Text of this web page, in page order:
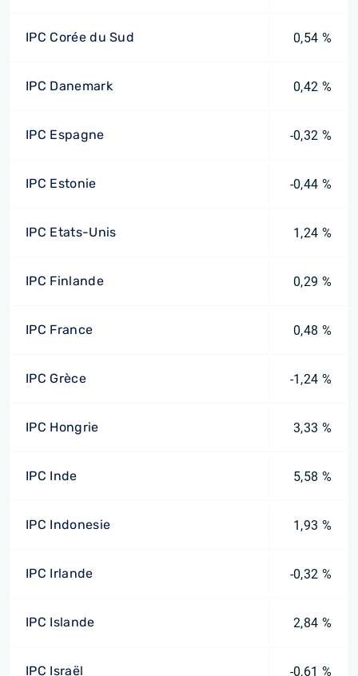
IPC Corée du Sud 0,54 %
IPC Danemark 0,42 %
IPC Espagne -0,32 %
IPC Estonie -0,44 %
IPC Etats-Unis 1,24 %
IPC Finlande 0,29 %
IPC France 0,48 %
IPC Grèce -1,24 %
IPC Hongrie 3,33 %
IPC Inde 5,58 %
IPC Indonesie 1,93 %
IPC Irlande -0,32 %
IPC Islande 2,84 %
IPC Israël -0,61 %